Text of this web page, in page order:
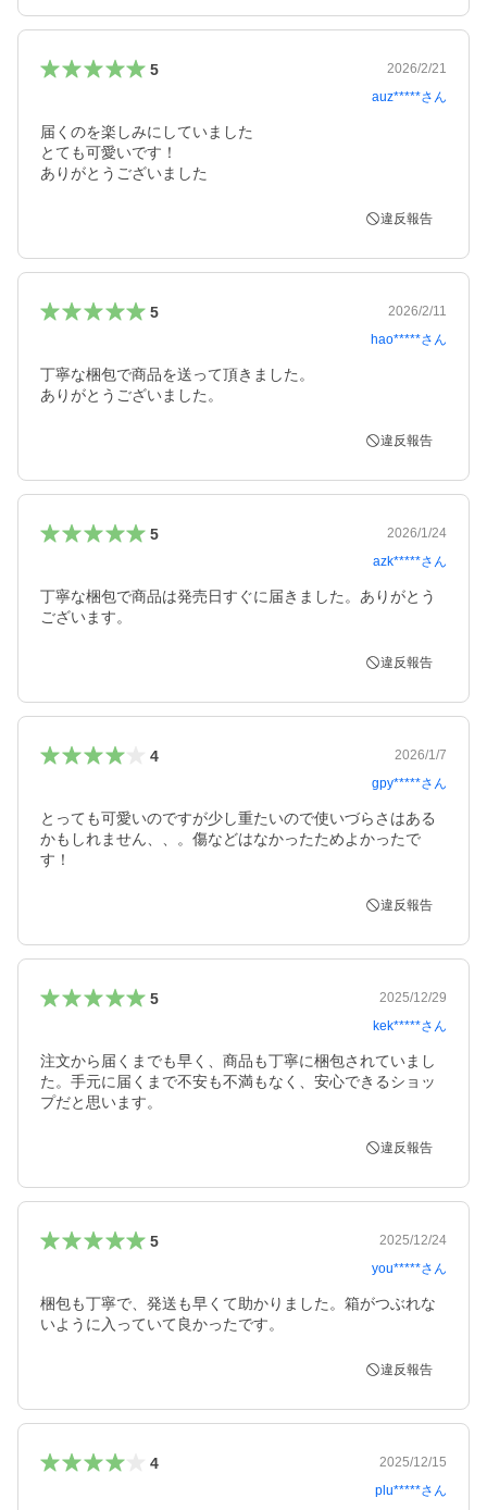
5
2026/2/21
auz*****さん
届くのを楽しみにしていました
とても可愛いです！
ありがとうございました
違反報告
5
2026/2/11
hao*****さん
丁寧な梱包で商品を送って頂きました。
ありがとうございました。
違反報告
5
2026/1/24
azk*****さん
丁寧な梱包で商品は発売日すぐに届きました。ありがとう
ございます。
違反報告
4
2026/1/7
gpy*****さん
とっても可愛いのですが少し重たいので使いづらさはある
かもしれません、、。傷などはなかったためよかったで
す！
違反報告
5
2025/12/29
kek*****さん
注文から届くまでも早く、商品も丁寧に梱包されていまし
た。手元に届くまで不安も不満もなく、安心できるショッ
プだと思います。
違反報告
5
2025/12/24
you*****さん
梱包も丁寧で、発送も早くて助かりました。箱がつぶれな
いように入っていて良かったです。
違反報告
4
2025/12/15
plu*****さん